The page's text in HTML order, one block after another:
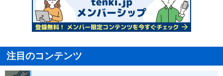
注目のコンテンツ